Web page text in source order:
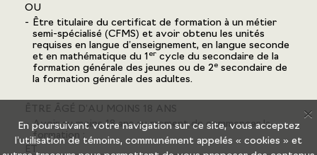
OU
Être titulaire du certificat de formation à un métier
semi-spécialisé (CFMS) et avoir obtenu les unités
requises en langue d’enseignement, en langue seconde
et en mathématique du 1er cycle du secondaire de la
formation générale des jeunes ou de 2e secondaire de
la formation générale des adultes.
ÊTRE ÂGÉ D’AU MOINS 18 ANS
Avoir au moins 18 ans au moment de commencer la
formation ;
ET
X
En poursuivant votre navigation sur ce site, vous acceptez
l’utilisation de témoins, communément appelés « cookies » et